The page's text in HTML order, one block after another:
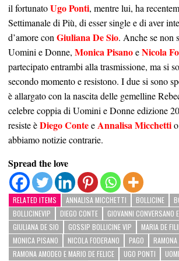
il fortunatoUgo Ponti, mentre lui, ha
Settimanale di Più, di esser single e di aver
d’amore con Giuliana De Sio. Anche se non
Uomini e Donne, Monica PisanoeNicola
partecipato entrambi alla trasmissione, ma si
secondo momento e resistono. I due si sono
è allargato con la nascita delle gemelline
celebre coppia di Uomini e Donne edizione
resiste èDiego ConteeAnnalisa Micchetti
abbiamo notizie contrarie.
Spread the love
RELATED ITEMS ANNALISA MICCHETTI BOLLICINE
BOLLICINEVIP
DIEGO CONTE
GIOVANNI CONVERSANO
GIULIANA DE SIO
GOSSIP BOLLICINE VIP MARIA DE
MONICA PISANO
NICOLA FODERANO PAGO
RAMONA
RAMONA AMODEO E MARIO DE FELICE
UGO PONTI